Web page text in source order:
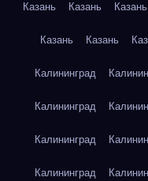
Казань Казань Казань
Казань Казань
Калининград
Калининград
Калининград
Калининград